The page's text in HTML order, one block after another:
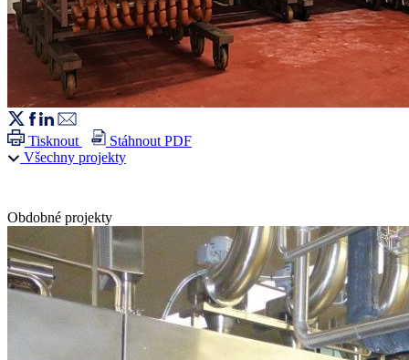
Tisknout
Stáhnout PDF
Všechny projekty
Obdobné projekty